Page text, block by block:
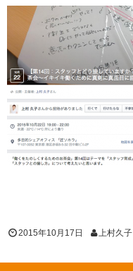
2015年10月17日 上村久子